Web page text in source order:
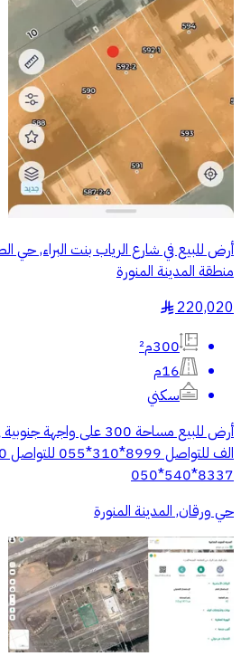
أرض للبيع في شارع الرياب بنت البراء, حي
منطقة المدينة المنورة
220,020
§
300م²
16م
سكني
8337*540*050
حي ورقان, المدينة المنورة